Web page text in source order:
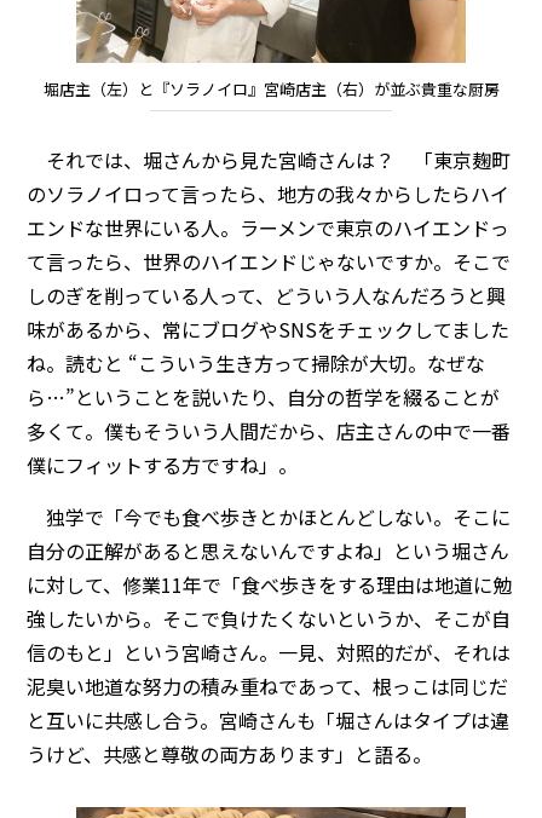
堀店主（左）と『ソラノイロ』宮崎店主（右）が並ぶ貴重な厨房
それでは、堀さんから見た宮崎さんは？ 「東京麹町
のソラノイロって言ったら、地方の我々からしたらハイ
エンドな世界にいる人。ラーメンで東京のハイエンドっ
て言ったら、世界のハイエンドじゃないですか。そこで
しのぎを削っている人って、どういう人なんだろうと興
味があるから、常にブログやSNSをチェックしてました
ね。読むと “こういう生き方って掃除が大切。なぜな
ら…”ということを説いたり、自分の哲学を綴ることが
多くて。僕もそういう人間だから、店主さんの中で一番
僕にフィットする方ですね」。
独学で「今でも食べ歩きとかほとんどしない。そこに
自分の正解があると思えないんですよね」という堀さん
に対して、修業11年で「食べ歩きをする理由は地道に勉
強したいから。そこで負けたくないというか、そこが自
信のもと」という宮崎さん。一見、対照的だが、それは
泥臭い地道な努力の積み重ねであって、根っこは同じだ
と互いに共感し合う。宮崎さんも「堀さんはタイプは違
うけど、共感と尊敬の両方あります」と語る。